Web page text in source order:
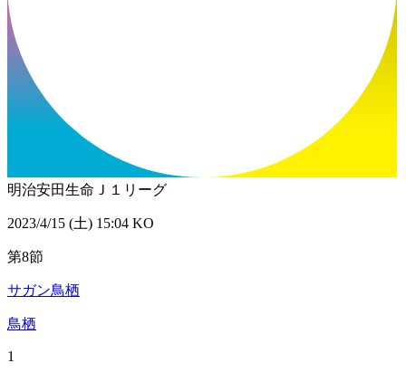
明治安田生命Ｊ１リーグ
2023/4/15 (土) 15:04 KO
第8節
サガン鳥栖
鳥栖
1